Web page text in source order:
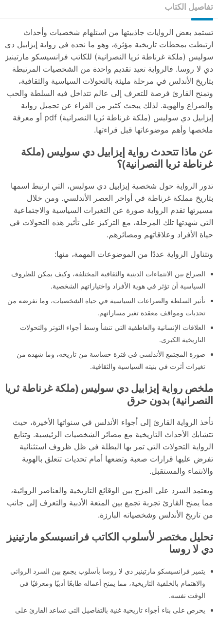
تفاصيل الكتاب
تستمد بعض الروايات جاذبيتها من استلهام شخصيات وأحداث
ارتبطت بمحطات تاريخية مؤثرة، وهو ما نجده في رواية إيزابيل دي
سوليس (ملكة غرناطة ثريا النصرانية) للكاتب فرانسيسكو مارتينيز
دي لا روسا. فالرواية تعيد تقديم واحدة من الشخصيات المرتبطة
بتاريخ الأندلس في مرحلة مليئة بالتحولات السياسية والثقافية،
وتمنح القارئ فرصة للتعرف إلى عالم تتداخل فيه السلطة والحب
والصراع والهوية. لذلك يبحث كثير من القراء عن تحميل رواية
إيزابيل دي سوليس (ملكة غرناطة ثريا النصرانية) pdf أو معرفة
ملخصها وأهم موضوعاتها قبل قراءتها.
عن ماذا تتحدث رواية إيزابيل دي سوليس (ملكة
غرناطة ثريا النصرانية)؟
تدور الرواية حول شخصية إيزابيل دي سوليس، التي ارتبط اسمها
بتاريخ مملكة غرناطة في أواخر العصر الأندلسي. ومن خلال
مسيرتها تقدم الرواية صورة عن التغيرات السياسية والاجتماعية
التي شهدتها تلك المرحلة، مع التركيز على تأثير هذه التحولات في
حياة الأفراد وعلاقاتهم ومصائرهم.
وتتناول الرواية عددًا من الموضوعات المهمة، منها:
الصراع بين الانتماءات الدينية والثقافية المختلفة، وكيف يمكن للظروف
السياسية أن تؤثر في هوية الأفراد واختياراتهم الشخصية.
تأثير السلطة والصراعات السياسية في حياة الشخصيات، وما تفرضه من
تحديات ومواقف معقدة تغير مساراتهم.
العلاقات الإنسانية والعاطفية التي تنشأ وسط أجواء التوتر والتحولات
التاريخية الكبرى.
صورة المجتمع الأندلسي في فترة حساسة من تاريخه، وما شهده من
تغيرات أثرت في بنيته السياسية والثقافية.
ملخص رواية إيزابيل دي سوليس (ملكة غرناطة ثريا
النصرانية) بدون حرق
تأخذ الرواية القارئ إلى أجواء الأندلس في سنواتها الأخيرة، حيث
تتشابك الأحداث التاريخية مع مصائر الشخصيات الرئيسية. وتتابع
الرواية التحولات التي تمر بها البطلة في ظل ظروف استثنائية
تفرض عليها قرارات صعبة وتضعها أمام تحديات تتعلق بالهوية
والانتماء والمستقبل.
ويعتمد السرد على المزج بين الوقائع التاريخية والعناصر الروائية،
مما يمنح القارئ تجربة تجمع بين المتعة الأدبية والتعرف إلى جانب
من تاريخ الأندلس وشخصياته البارزة.
تحليل مختصر لأسلوب الكاتب فرانسيسكو مارتينيز
دي لا روسا
يتميز فرانسيسكو مارتينيز دي لا روسا بأسلوب يجمع بين السرد الروائي
والاهتمام بالخلفية التاريخية، مما يمنح أعماله طابعًا أدبيًا ومعرفيًا في
الوقت نفسه.
يحرص على بناء أجواء تاريخية غنية بالتفاصيل التي تساعد القارئ على